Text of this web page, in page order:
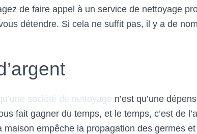
de faire appel à un service de nettoyage
détendre. Si cela ne suffit pas, il y a de
société de nettoyage n’est qu’une
fait gagner du temps, et le temps, c’est de
maison empêche la propagation des germes